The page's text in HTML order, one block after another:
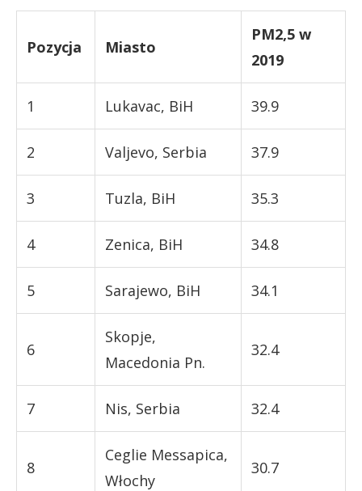
Pozycja Miasto
PM2,5 w
2019
1 Lukavac, BiH 39.9
2 Valjevo, Serbia 37.9
3 Tuzla, BiH 35.3
4 Zenica, BiH 34.8
5 Sarajewo, BiH 34.1
6
Skopje,
Macedonia Pn.
32.4
7 Nis, Serbia 32.4
8
Ceglie Messapica,
Włochy
30.7